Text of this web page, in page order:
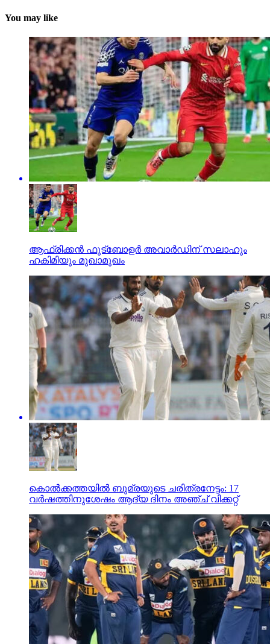
You may like
ആഫ്രിക്കന്‍ ഫുട്‌ബോളര്‍ അവാര്‍ഡിന് സലാഹും
ഹകിമിയും മുഖാമുഖം
കൊല്‍ക്കത്തയില്‍ ബുമ്രയുടെ ചരിത്രനേട്ടം: 17
വര്‍ഷത്തിനുശേഷം ആദ്യ ദിനം അഞ്ച് വിക്കറ്റ്